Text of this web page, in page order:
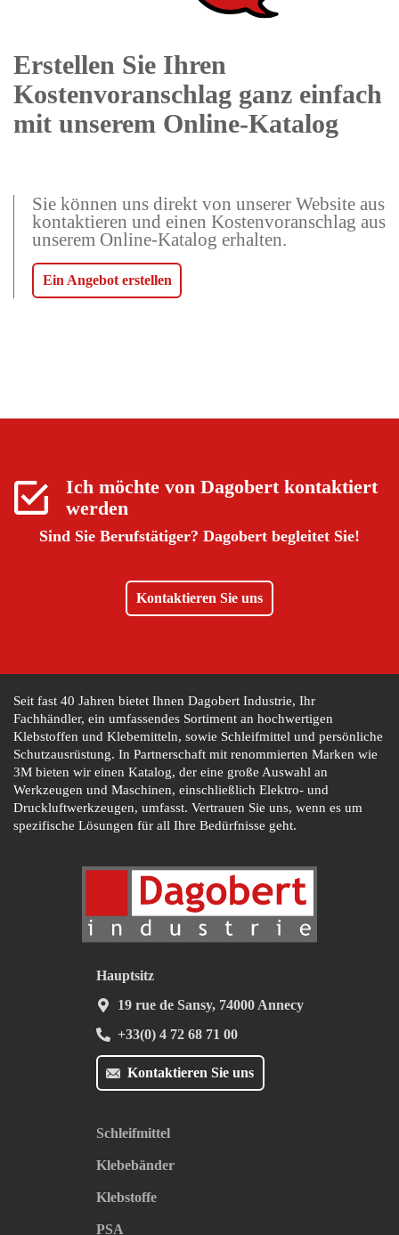
Erstellen Sie Ihren
Kostenvoranschlag ganz einfach
mit unserem Online-Katalog
Sie können uns direkt von unserer Website aus
kontaktieren und einen Kostenvoranschlag aus
unserem Online-Katalog erhalten.
Ein Angebot erstellen
Ich möchte von Dagobertkontaktiert
werden
Sind Sie Berufstätiger? Dagobert begleitet Sie!
Kontaktieren Sie uns
Seit fast 40 Jahren bietet Ihnen Dagobert Industrie, Ihr
Fachhändler, ein umfassendes Sortiment an hochwertigen
Klebstoffen und Klebemitteln, sowie Schleifmittel und persönliche
Schutzausrüstung. In Partnerschaft mit renommierten Marken wie
3M bieten wir einen Katalog, der eine große Auswahl an
Werkzeugen und Maschinen, einschließlich Elektro- und
Druckluftwerkzeugen, umfasst. Vertrauen Sie uns, wenn es um
spezifische Lösungen für all Ihre Bedürfnisse geht.
Kontaktieren Sie uns
Hauptsitz
19 rue de Sansy, 74000 Annecy
+33(0) 4 72 68 71 00
Schleifmittel
Klebebänder
Klebstoffe
PSA